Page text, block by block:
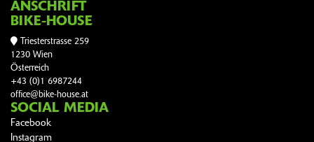
ANSCHRIFT
BIKE-HOUSE
Triesterstrasse 259
1230 Wien
Österreich
+43 (0)1 6987244
office@bike-house.at
SOCIAL MEDIA
Facebook
Instagram